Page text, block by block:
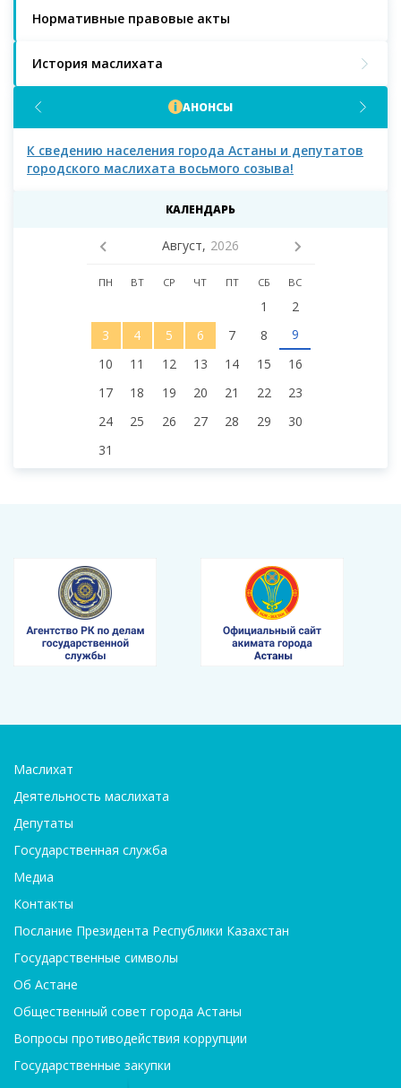
Нормативные правовые акты
История маслихата
АНОНСЫ
К сведению населения города Астаны и депутатов
городского маслихата восьмого созыва!
КАЛЕНДАРЬ
Август, 2026
ПН ВТ СР ЧТ ПТ СБ ВС
1
2
3
4 5 6 7 8
9
10
11 12 13 14 15
16
17
18 19 20 21 22
23
24
25 26 27 28 29
30
31
Маслихат
Деятельность маслихата
Депутаты
Государственная служба
Медиа
Контакты
Послание Президента Республики Казахстан
Государственные символы
Об Астане
Общественный совет города Астаны
Вопросы противодействия коррупции
Государственные закупки